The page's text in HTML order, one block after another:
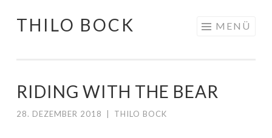
Springe
THILO BOCK MENÜ
RIDING WITH THE BEAR
28. DEZEMBER 2018 THILO BOCK